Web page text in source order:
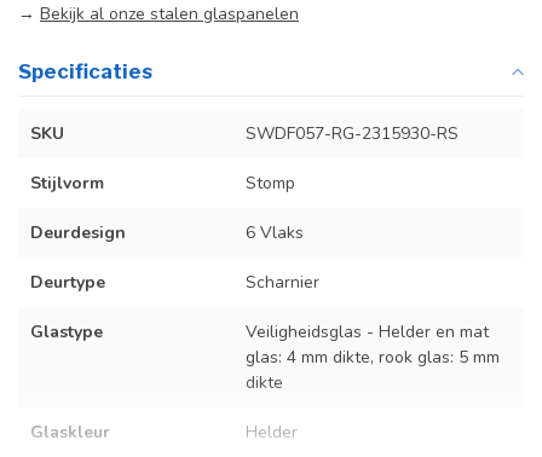
→ Bekijk al onze stalen glaspanelen
Specificaties
SKU SWDF057-RG-2315930-RS
Stijlvorm Stomp
Deurdesign 6 Vlaks
Deurtype Scharnier
Glastype
Veiligheidsglas - Helder en mat
glas: 4 mm dikte, rook glas: 5 mm
dikte
Glaskleur Helder